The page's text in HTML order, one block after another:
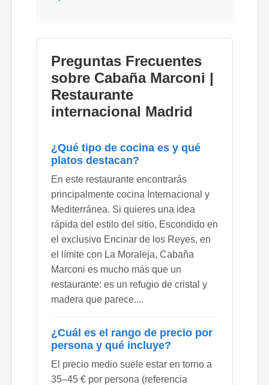
Preguntas Frecuentes
sobre Cabaña Marconi |
Restaurante
internacional Madrid
¿Qué tipo de cocina es y qué
platos destacan?
En este restaurante encontrarás
principalmente cocina Internacional y
Mediterránea. Si quieres una idea
rápida del estilo del sitio, Escondido en
el exclusivo Encinar de los Reyes, en
el límite con La Moraleja, Cabaña
Marconi es mucho más que un
restaurante: es un refugio de cristal y
madera que parece....
¿Cuál es el rango de precio por
persona y qué incluye?
El precio medio suele estar en torno a
35–45 € por persona (referencia